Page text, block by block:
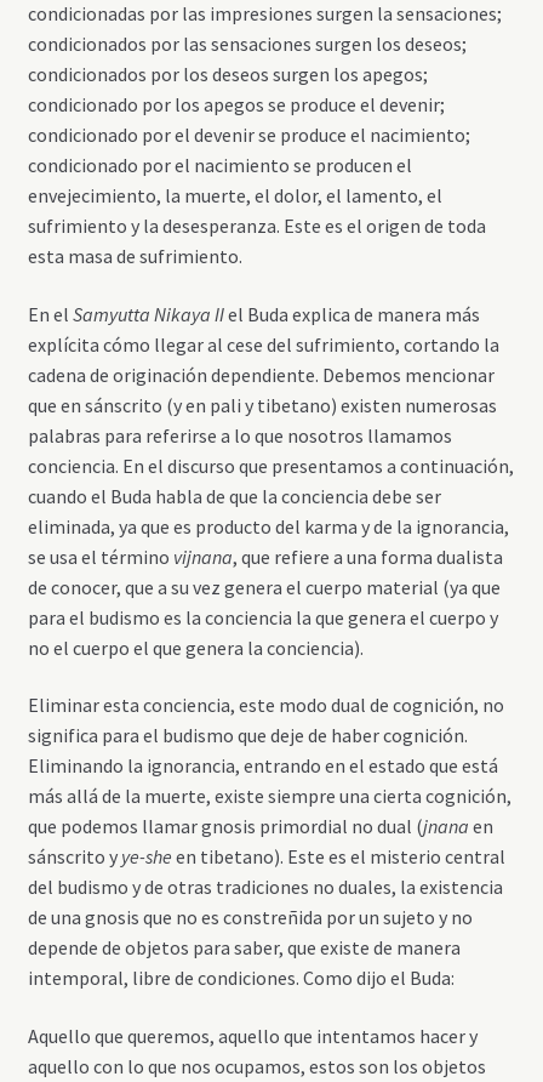
condicionadas por las impresiones surgen la sensaciones;
condicionados por las sensaciones surgen los deseos;
condicionados por los deseos surgen los apegos;
condicionado por los apegos se produce el devenir;
condicionado por el devenir se produce el nacimiento;
condicionado por el nacimiento se producen el
envejecimiento, la muerte, el dolor, el lamento, el
sufrimiento y la desesperanza. Este es el origen de toda
esta masa de sufrimiento.
En el Samyutta Nikaya IIel Buda explica de manera más
explícita cómo llegar al cese del sufrimiento, cortando la
cadena de originación dependiente. Debemos mencionar
que en sánscrito (y en pali y tibetano) existen numerosas
palabras para referirse a lo que nosotros llamamos
conciencia. En el discurso que presentamos a continuación,
cuando el Buda habla de que la conciencia debe ser
eliminada, ya que es producto del karma y de la ignorancia,
se usa el término vijnana, que refiere a una forma dualista
de conocer, que a su vez genera el cuerpo material (ya que
para el budismo es la conciencia la que genera el cuerpo y
no el cuerpo el que genera la conciencia).
Eliminar esta conciencia, este modo dual de cognición, no
significa para el budismo que deje de haber cognición.
Eliminando la ignorancia, entrando en el estado que está
más allá de la muerte, existe siempre una cierta cognición,
que podemos llamar gnosis primordial no dual (jnana en
sánscrito y ye-she en tibetano). Este es el misterio central
del budismo y de otras tradiciones no duales, la existencia
de una gnosis que no es constreñida por un sujeto y no
depende de objetos para saber, que existe de manera
intemporal, libre de condiciones. Como dijo el Buda:
Aquello que queremos, aquello que intentamos hacer y
aquello con lo que nos ocupamos, estos son los objetos